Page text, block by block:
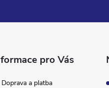
pro Vás
Doprava a platba